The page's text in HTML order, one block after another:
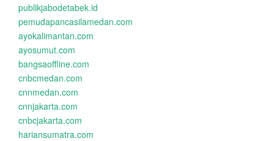
publikjabodetabek.id
pemudapancasilamedan.com
ayokalimantan.com
ayosumut.com
bangsaoffline.com
cnbcmedan.com
cnnmedan.com
cnnjakarta.com
cnbcjakarta.com
hariansumatra.com